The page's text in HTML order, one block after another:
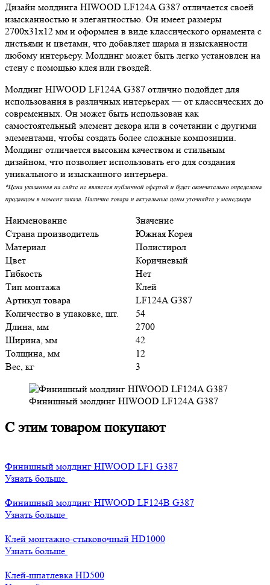
Дизайн молдинга HIWOOD LF124A G387 отличается своей
изысканностью и элегантностью. Он имеет размеры
2700x31x12 мм и оформлен в виде классического орнамента с
листьями и цветами, что добавляет шарма и изысканности
любому интерьеру. Молдинг может быть легко установлен на
стену с помощью клея или гвоздей.
Молдинг HIWOOD LF124A G387 отлично подойдет для
использования в различных интерьерах — от классических до
современных. Он может быть использован как
самостоятельный элемент декора или в сочетании с другими
элементами, чтобы создать более сложные композиции.
Молдинг отличается высоким качеством и стильным
дизайном, что позволяет использовать его для создания
уникального и изысканного интерьера.
*Цена указанная на сайте не является публичной офертой и будет окончательно определена
продавцом в момент заказа. Наличие товара и актуальные цены уточняйте у менеджера
Наименование
Значение
Страна производитель
Южная Корея
Материал
Полистирол
Цвет
Коричневый
Гибкость
Нет
Тип монтажа
Клей
Артикул товара
LF124A G387
Количество в упаковке, шт.
54
Длина, мм
2700
Ширина, мм
42
Толщина, мм
12
Вес, кг
3
Финишный молдинг HIWOOD LF124A G387
С этим товаром покупают
Финишный молдинг HIWOOD LF1 G387
Узнать больше
Финишный молдинг HIWOOD LF124B G387
Узнать больше
Клей монтажно-стыковочный HD1000
Узнать больше
Клей-шпатлевка HD500